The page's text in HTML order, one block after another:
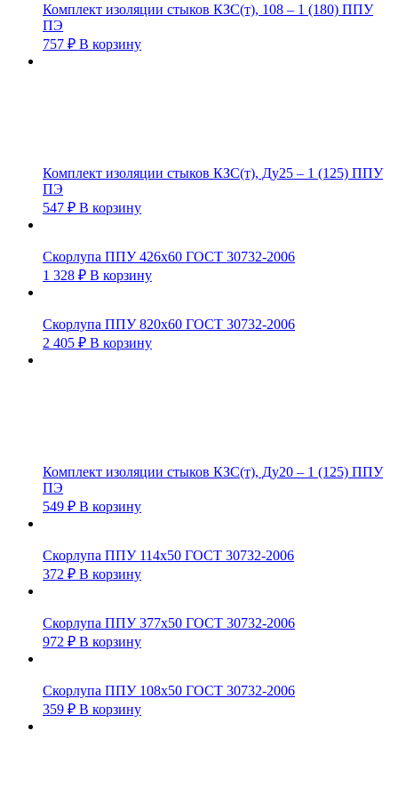
Комплект изоляции стыков КЗС(т), 108 – 1 (180) ППУ
ПЭ
757 ₽ В корзину
Комплект изоляции стыков КЗС(т), Ду25 – 1 (125) ППУ
ПЭ
547 ₽ В корзину
Скорлупа ППУ 426х60 ГОСТ 30732-2006
1 328 ₽ В корзину
Скорлупа ППУ 820х60 ГОСТ 30732-2006
2 405 ₽ В корзину
Комплект изоляции стыков КЗС(т), Ду20 – 1 (125) ППУ
ПЭ
549 ₽ В корзину
Скорлупа ППУ 114х50 ГОСТ 30732-2006
372 ₽ В корзину
Скорлупа ППУ 377х50 ГОСТ 30732-2006
972 ₽ В корзину
Скорлупа ППУ 108х50 ГОСТ 30732-2006
359 ₽ В корзину